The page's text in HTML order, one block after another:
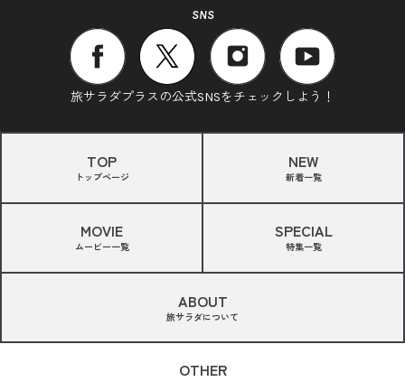
SNS
旅サラダプラスの公式SNSをチェックしよう！
TOP
トップページ
NEW
新着一覧
MOVIE
ムービー一覧
SPECIAL
特集一覧
ABOUT
旅サラダについて
OTHER